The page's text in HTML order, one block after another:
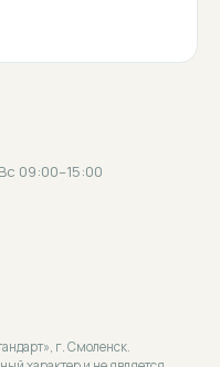
09:00–15:00
г. Смоленск.